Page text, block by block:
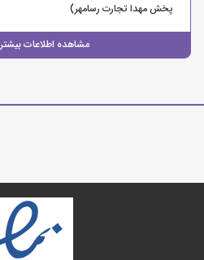
مشاهده اطلاعات بیشتر
پخش مهدا تجارت رسامهر)